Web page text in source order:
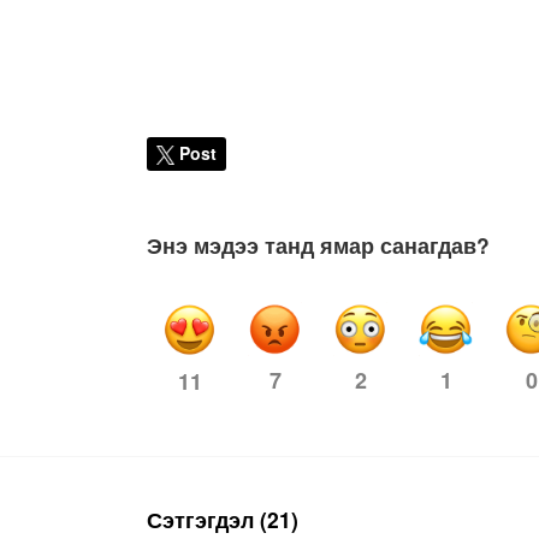
Post
Энэ мэдээ танд ямар санагдав?
11 7 2 1 0
Сэтгэгдэл (21)